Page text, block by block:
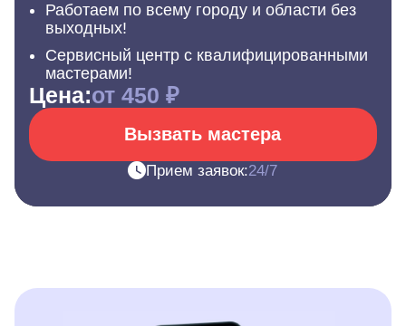
Работаем по всему городу и области без
выходных!
Сервисный центр с квалифицированными
мастерами!
Цена:от 450 ₽
Вызвать мастера
Прием заявок:24/7